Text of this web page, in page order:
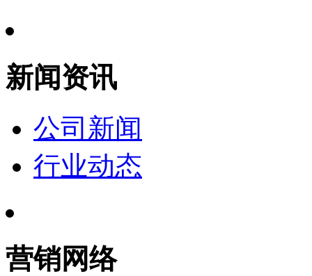
新闻资讯
公司新闻
行业动态
营销网络